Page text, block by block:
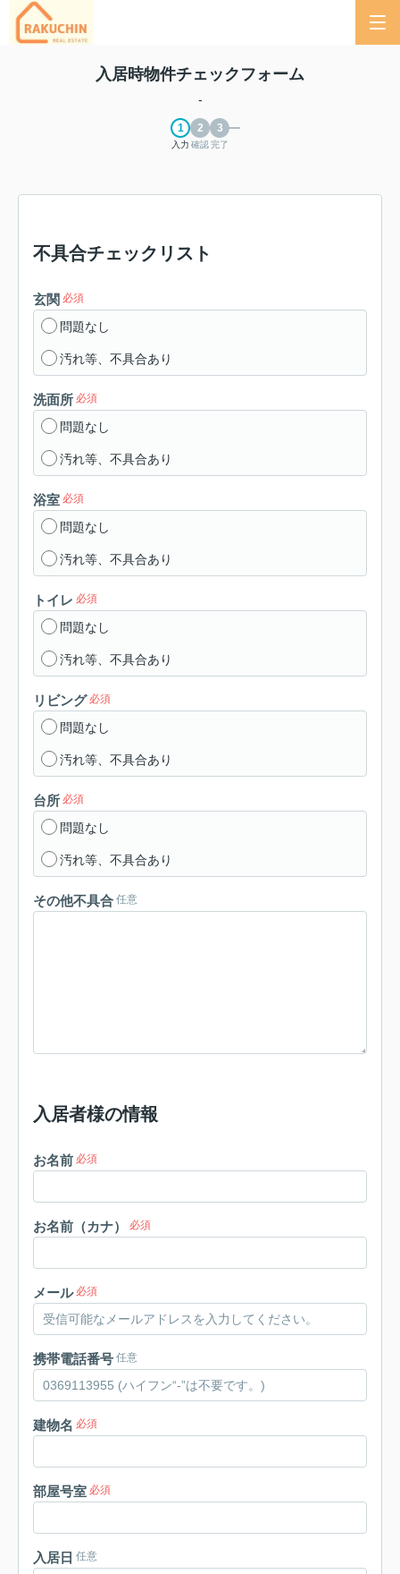
入居時物件チェックフォーム
-
入力 確認完了
不具合チェックリスト
玄関 必須
問題なし
汚れ等、不具合あり
洗面所 必須
問題なし
汚れ等、不具合あり
浴室 必須
問題なし
汚れ等、不具合あり
トイレ 必須
問題なし
汚れ等、不具合あり
リビング 必須
問題なし
汚れ等、不具合あり
台所 必須
問題なし
汚れ等、不具合あり
その他不具合 任意
入居者様の情報
お名前 必須
お名前（カナ） 必須
メール 必須
携帯電話番号 任意
建物名 必須
部屋号室 必須
入居日 任意